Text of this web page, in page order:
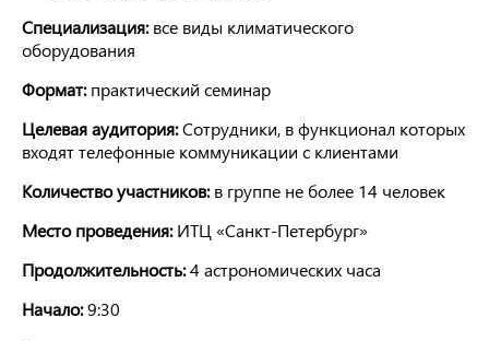
Специализация:все виды климатического
оборудования
Формат:практический семинар
Целевая аудитория:Сотрудники, в функционал которых
входят телефонные коммуникации с клиентами
Количество участников:в группе не более 14 человек
Место проведения:ИТЦ «Санкт-Петербург»
Продолжительность:4 астрономических часа
Начало:9:30